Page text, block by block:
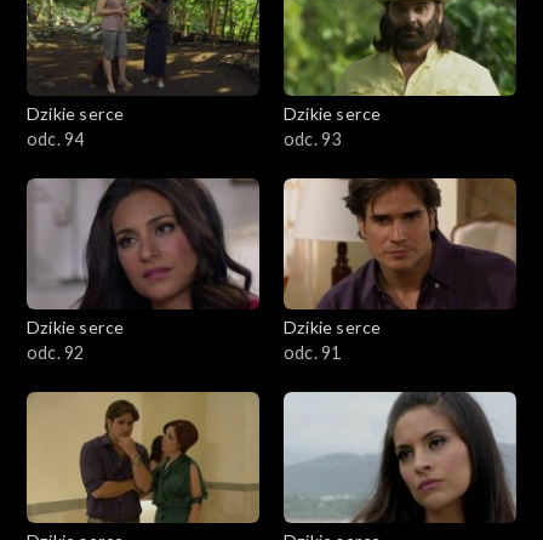
Dzikie serce
odc. 94
Dzikie serce
odc. 93
Dzikie serce
odc. 92
Dzikie serce
odc. 91